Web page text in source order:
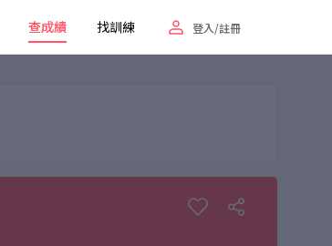
登入/註冊
查成績 找訓練